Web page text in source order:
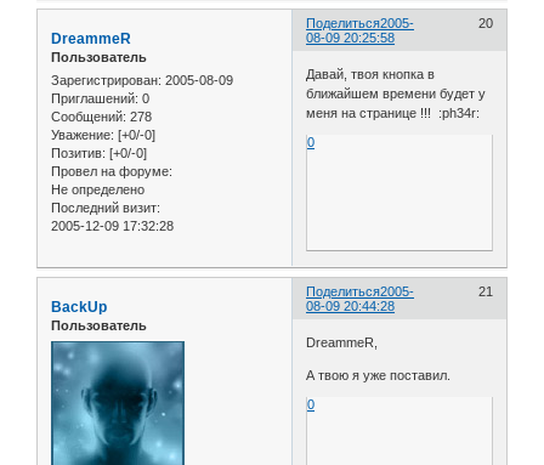
Поделиться 20
2005-
08-09 20:25:58
DreammeR
Пользователь
Зарегистрирован: 2005-08-09
Приглашений: 0
Сообщений: 278
Уважение: [+0/-0]
Позитив: [+0/-0]
Провел на форуме:
Не определено
Последний визит:
2005-12-09 17:32:28
Давай, твоя кнопка в
ближайшем времени будет у
меня на странице !!! :ph34r:
0
Поделиться 21
2005-
08-09 20:44:28
BackUp
Пользователь
DreammeR,
А твою я уже поставил.
0